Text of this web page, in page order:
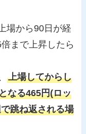
場から90日が経
まで上昇したら
上場してからし
なる465円(ロッ
跳ね返される場